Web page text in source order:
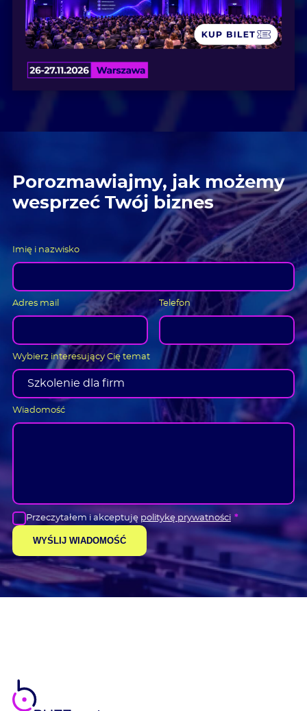
Porozmawiajmy, jak możemy
wesprzeć Twój biznes
Imię i nazwisko
Adres mail Telefon
Wybierz interesujący Cię temat
Wiadomość
Przeczytałem i akceptujępolitykę prywatności *
WYŚLIJ WIADOMOŚĆ